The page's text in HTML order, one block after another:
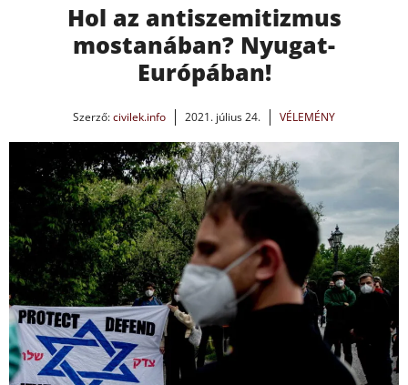
Hol az antiszemitizmus
mostanában? Nyugat-
Európában!
Szerző:civilek.info 2021. július 24. VÉLEMÉNY